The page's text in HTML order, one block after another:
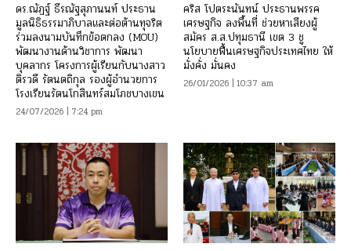
ดร.ณัฏฐ์ ธีรณัฐสุภานนท์ ประธาน
มูลนิธิธรรมาภิบาลและต่อต้านทุจริต
ร่วมลงนามบันทึกข้อตกลง (MOU)
พัฒนางานด้านวิชาการ พัฒนา
บุคลากร โครงการผู้เรียนกับนางสาว
ติรวดี รัตนตถิกุล รองผู้อำนวยการ
โรงเรียนรัตนโกสินทร์สมโภชบางเขน
24/07/2026 | 7:24 pm
คริส โปตระนันทน์ ประธานพรรค
เศรษฐกิจ ลงพื้นที่ ช่วยหาเสียงผู้
สมัคร ส.ส.ปทุมธานี เขต 3 ชู
นโยบายฟื้นเศรษฐกิจประเทศไทย ให้
มั่งคั่ง มั่นคง
26/01/2026 | 10:37 am